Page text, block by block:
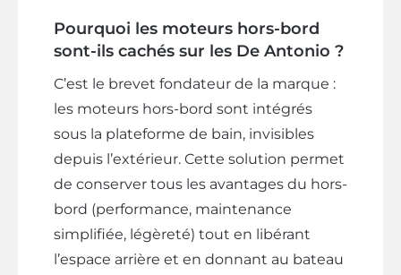
Pourquoi les moteurs hors-bord
sont-ils cachés sur les De Antonio ?
C’est le brevet fondateur de la marque :
les moteurs hors-bord sont intégrés
sous la plateforme de bain, invisibles
depuis l’extérieur. Cette solution permet
de conserver tous les avantages du hors-
bord (performance, maintenance
simplifiée, légèreté) tout en libérant
l’espace arrière et en donnant au bateau